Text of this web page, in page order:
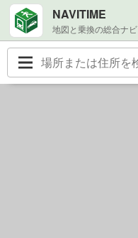
NAVITIME
地図と乗換の総合ナビ